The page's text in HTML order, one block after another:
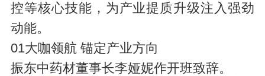
控等核心技能，为产业提质升级注入强劲
动能。
01大咖领航 锚定产业方向
振东中药材董事长李娅妮作开班致辞。